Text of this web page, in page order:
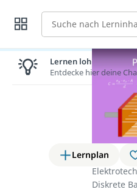
Suche
Lernplan
Diskrete
Lernen lohnt sich!
Entdecke hier deine